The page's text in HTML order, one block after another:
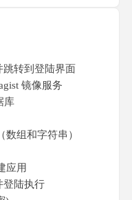
转到登陆界面
镜像服务
库
组和字符串）
应用
登陆执行